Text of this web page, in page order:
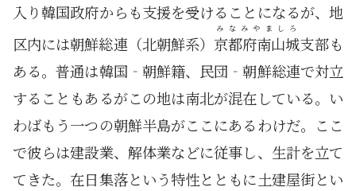
入り韓国政府からも支援を受けることになるが、地
区内には朝鮮総連（北朝鮮系） 京都府南山城
みなみやましろ
支部も
ある。普通は韓国‐朝鮮籍、民団‐朝鮮総連で対立
することもあるがこの地は南北が混在している。い
わばもう一つの朝鮮半島がここにあるわけだ。ここ
で彼らは建設業、解体業などに従事し、生計を立て
てきた。在日集落という特性とともに土建屋街とい